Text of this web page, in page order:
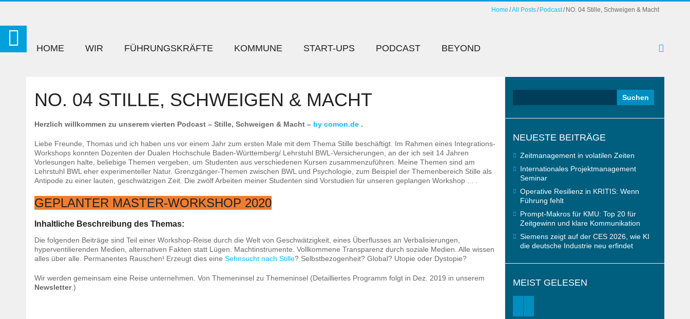
Home All Posts Podcast NO. 04 Stille, Schweigen & Macht
HOME WIR FÜHRUNGSKRÄFTE KOMMUNE START-UPS PODCAST BEYOND
NO. 04 STILLE, SCHWEIGEN & MACHT
Herzlich willkommen zu unserem vierten Podcast – Stille, Schweigen & Macht – by comon.de.
Liebe Freunde, Thomas und ich haben uns vor einem Jahr zum ersten Male mit dem Thema Stille beschäftigt. Im Rahmen eines Integrations-
Workshops konnten Dozenten der Dualen Hochschule Baden-Württemberg/ Lehrstuhl BWL-Versicherungen, an der ich seit 14 Jahren
Vorlesungen halte, beliebige Themen vergeben, um Studenten aus verschiedenen Kursen zusammenzuführen. Meine Themen sind am
Lehrstuhl BWL eher experimenteller Natur. Grenzgänger-Themen zwischen BWL und Psychologie, zum Beispiel der Themenbereich Stille als
Antipode zu einer lauten, geschwätzigen Zeit. Die zwölf Arbeiten meiner Studenten sind Vorstudien für unseren geplangen Workshop . . .
GEPLANTER MASTER-WORKSHOP 2020
Inhaltliche Beschreibung des Themas:
Die folgenden Beiträge sind Teil einer Workshop-Reise durch die Welt von Geschwätzigkeit, eines Überflusses an Verbalisierungen,
hyperventilierenden Medien, alternativen Fakten statt Lügen. Machtinstrumente. Vollkommene Transparenz durch soziale Medien. Alle wissen
alles über alle. Permanentes Rauschen! Erzeugt dies eine Sehnsucht nach Stille? Selbstbezogenheit? Global? Utopie oder Dystopie?
Wir werden gemeinsam eine Reise unternehmen. Von Themeninsel zu Themeninsel (Detailliertes Programm folgt in Dez. 2019 in unserem
Newsletter.)
NEUESTE BEITRÄGE
Zeitmanagement in volatilen Zeiten
Internationales Projektmanagement
Seminar
Operative Resilienz in KRITIS: Wenn
Führung fehlt
Prompt-Makros für KMU: Top 20 für
Zeitgewinn und klare Kommunikation
Siemens zeigt auf der CES 2026, wie KI
die deutsche Industrie neu erfindet
MEIST GELESEN